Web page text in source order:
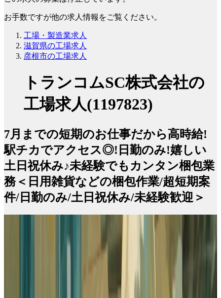
お手数ですが他の求人情報をご覧ください。
工場・製造業求人
滋賀県の工場求人
彦根市の工場求人
トランコムSC株式会社の
工場求人(1197823)
7月までの短期のお仕事だから高時給!
駅チカでアクセス◎!日勤のみ!嬉しい
土日祝休み♪未経験でもカンタン梱包業
務＜日用雑貨などの梱包作業/超短期案
件/日勤のみ/土日祝休み/未経験歓迎＞